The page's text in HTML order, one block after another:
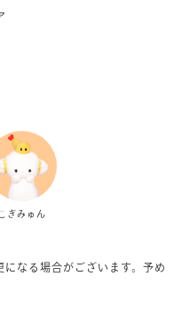
こぎみゅん
なる場合がございます。予め